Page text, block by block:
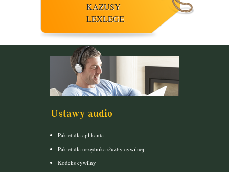
KAZUSY
LEXLEGE
Ustawy audio
Pakiet dla aplikanta
Pakiet dla urzędnika służby cywilnej
Kodeks cywilny